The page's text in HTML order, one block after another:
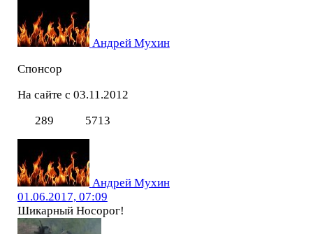
Андрей Мухин
Спонсор
На сайте с 03.11.2012
289
5713
Андрей Мухин
01.06.2017, 07:09
Шикарный Носорог!